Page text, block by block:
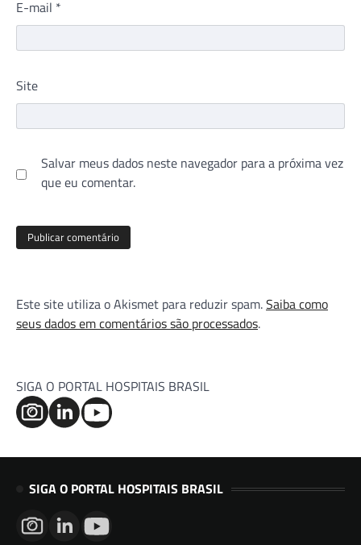
E-mail *
Site
Salvar meus dados neste navegador para a próxima vez
que eu comentar.
Este site utiliza o Akismet para reduzir spam.Saiba como
seus dados em comentários são processados.
SIGA O PORTAL HOSPITAIS BRASIL
SIGA O PORTAL HOSPITAIS BRASIL